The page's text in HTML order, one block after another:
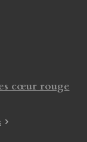
cœur rouge